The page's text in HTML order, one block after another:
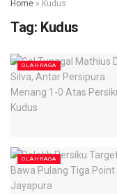
Home » Kudus
Tag: Kudus
OLAHRAGA
OLAHRAGA